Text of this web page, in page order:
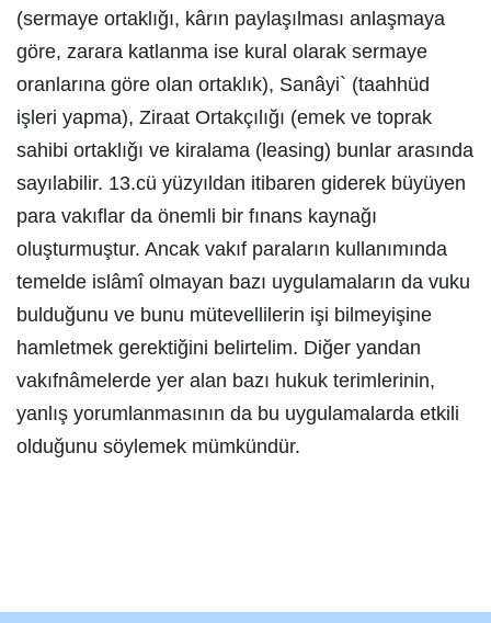
(sermaye ortaklığı, kârın paylaşılması anlaşmaya
göre, zarara katlanma ise kural olarak sermaye
oranlarına göre olan ortaklık), Sanâyi` (taahhüd
işleri yapma), Ziraat Ortakçılığı (emek ve toprak
sahibi ortaklığı ve kiralama (leasing) bunlar arasında
sayılabilir. 13.cü yüzyıldan itibaren giderek büyüyen
para vakıflar da önemli bir fınans kaynağı
oluşturmuştur. Ancak vakıf paraların kullanımında
temelde islâmî olmayan bazı uygulamaların da vuku
bulduğunu ve bunu mütevellilerin işi bilmeyişine
hamletmek gerektiğini belirtelim. Diğer yandan
vakıfnâmelerde yer alan bazı hukuk terimlerinin,
yanlış yorumlanmasının da bu uygulamalarda etkili
olduğunu söylemek mümkündür.